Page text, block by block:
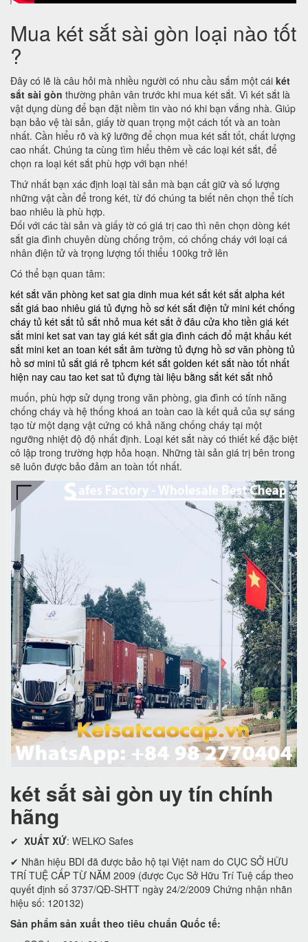
Mua két sắt sài gòn loại nào tốt
?
Đây có lẽ là câu hỏi mà nhiều người có nhu cầu sắm một cái két
sắt sài gòn thường phân vân trước khi mua két sắt. Vì két sắt là
vật dụng dùng để bạn đặt niềm tin vào nó khi bạn vắng nhà. Giúp
bạn bảo vệ tài sản, giấy tờ quan trọng một cách tốt và an toàn
nhất. Cần hiểu rõ và kỹ lưỡng để chọn mua két sắt tốt, chất lượng
cao nhất. Chúng ta cùng tìm hiểu thêm về các loại két sắt, để
chọn ra loại két sắt phù hợp với bạn nhé!
Thứ nhất bạn xác định loại tài sản mà bạn cất giữ và số lượng
những vật cần để trong két, từ đó chúng ta biết nên chọn thể tích
bao nhiêu là phù hợp.
Đối với các tài sản và giấy tờ có giá trị cao thì nên chọn dòng két
sắt gia đình chuyên dùng chống trộm, có chống cháy với loại cá
nhân điện tử và trọng lượng tối thiểu 100kg trở lên
Có thể bạn quan tâm:
két sắt văn phòng ket sat gia dinh mua két sắt két sắt alpha két
sắt giá bao nhiêu giá tủ đựng hồ sơ két sắt điện tử mini két chống
cháy tủ két sắt tủ sắt nhỏ mua két sắt ở đâu cửa kho tiền giá két
sắt mini ket sat van tay giá két sắt gia đình cách đổ mật khẩu két
sắt mini ket an toan két sắt âm tường tủ đựng hồ sơ văn phòng tủ
hồ sơ mini tủ sắt giá rẻ tphcm két sắt golden két sắt nào tốt nhất
hiện nay cau tao ket sat tủ đựng tài liệu bằng sắt két sắt nhỏ
muốn, phù hợp sử dụng trong văn phòng, gia đình có tính năng
chống cháy và hệ thống khoá an toàn cao là kết quả của sự sáng
tạo từ một dạng vật cứng có khả năng chống cháy tại một
ngưỡng nhiệt độ độ nhất định. Loại két sắt này có thiết kế đặc biệt
cô lập trong trường hợp hỏa hoạn. Những tài sản giá trị bên trong
sẽ luôn được bảo đảm an toàn tốt nhất.
két sắt sài gòn uy tín chính
hãng
✔ XUẤT XỨ: WELKO Safes
✔ Nhãn hiệu BDI đã được bảo hộ tại Việt nam do CỤC SỞ HỮU
TRÍ TUỆ CẤP TỪ NĂM 2009 (được Cục Sở Hữu Trí Tuệ cấp theo
quyết định số 3737/QĐ-SHTT ngày 24/2/2009 Chứng nhận nhãn
hiệu số: 120132)
Sản phẩm sản xuất theo tiêu chuẩn Quốc tế: